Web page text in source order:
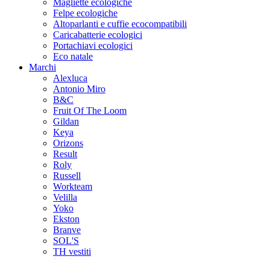
Felpe ecologiche
Altoparlanti e cuffie ecocompatibili
Caricabatterie ecologici
Portachiavi ecologici
Eco natale
Marchi
Alexluca
Antonio Miro
B&C
Fruit Of The Loom
Gildan
Keya
Orizons
Result
Roly
Russell
Workteam
Velilla
Yoko
Ekston
Branve
SOL'S
TH vestiti